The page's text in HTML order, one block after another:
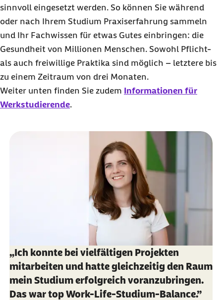
sinnvoll eingesetzt werden. So können Sie während
oder nach Ihrem Studium Praxiserfahrung sammeln
und Ihr Fachwissen für etwas Gutes einbringen: die
Gesundheit von Millionen Menschen. Sowohl Pflicht-
als auch freiwillige Praktika sind möglich – letztere bis
zu einem Zeitraum von drei Monaten.
Weiter unten finden Sie zudem Informationen für
Werkstudierende.
„Ich konnte bei vielfältigen Projekten
mitarbeiten und hatte gleichzeitig den Raum
mein Studium erfolgreich voranzubringen.
Das war top Work-Life-Studium-Balance.”